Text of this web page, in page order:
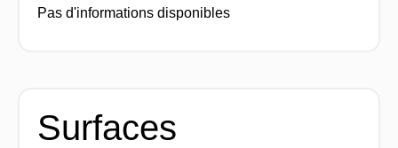
Pas d'informations disponibles
Surfaces